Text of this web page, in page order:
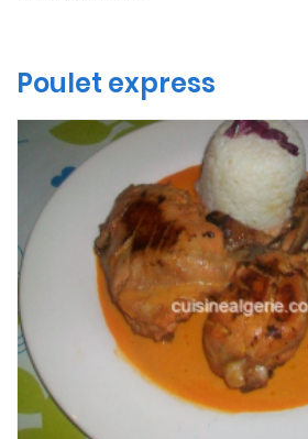
Poulet express